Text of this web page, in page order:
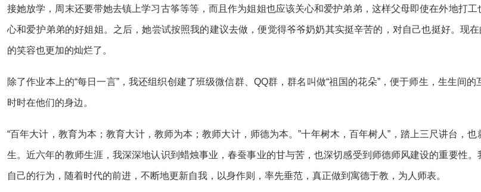
接她放学，周末还要带她去镇上学习古筝等等，而且作为姐姐也应该关心和爱护弟弟，这样父母即使在外地打
心和爱护弟弟的好姐姐。之后，她尝试按照我的建议去做，便觉得爷爷奶奶其实挺辛苦的，对自己也挺好。现
的笑容也更加的灿烂了。
除了作业本上的“每日一言”，我还组织创建了班级微信群、QQ群，群名叫做“祖国的花朵”，便于师生，生生间
时时在他们的身边。
“百年大计，教育为本；教育大计，教师为本；教师大计，师德为本。”十年树木，百年树人”，踏上三尺讲台，
生。近六年的教师生涯，我深深地认识到蜡烛事业，春蚕事业的甘与苦，也深切感受到师德师风建设的重要性
自己的行为，随着时代的前进，不断地更新自我，以身作则，率先垂范，真正做到寓德于教，为人师表。